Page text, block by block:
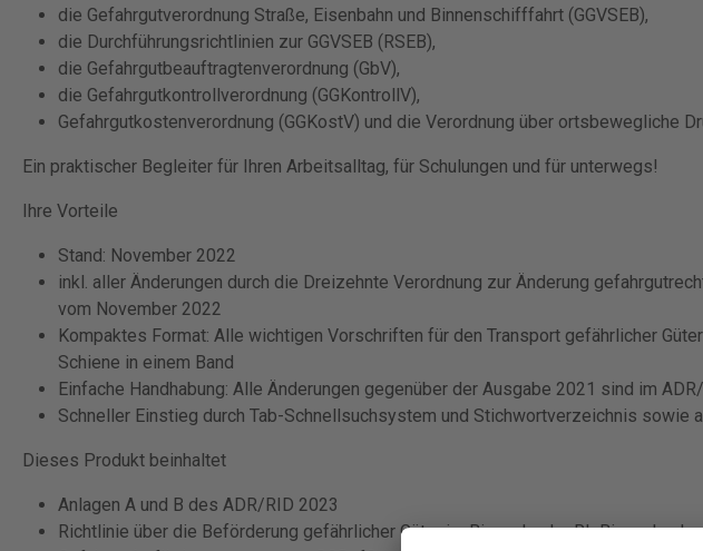
die Gefahrgutverordnung Straße, Eisenbahn und Binnenschifffahrt (GGVSEB),
die Durchführungsrichtlinien zur GGVSEB (RSEB),
die Gefahrgutbeauftragtenverordnung (GbV),
die Gefahrgutkontrollverordnung (GGKontrollV),
Gefahrgutkostenverordnung (GGKostV) und die Verordnung über ortsbewegliche
Ein praktischer Begleiter für Ihren Arbeitsalltag, für Schulungen und für unterwegs!
Ihre Vorteile
Stand: November 2022
inkl. aller Änderungen durch die Dreizehnte Verordnung zur Änderung
vom November 2022
Kompaktes Format: Alle wichtigen Vorschriften für den Transport gefährlicher
Schiene in einem Band
Einfache Handhabung: Alle Änderungen gegenüber der Ausgabe 2021 sind im
Schneller Einstieg durch Tab-Schnellsuchsystem und Stichwortverzeichnis sowie
Dieses Produkt beinhaltet
Anlagen A und B des ADR/RID 2023
Richtlinie über die Beförderung gefährlicher Güter im Binnenland – RL Binnenland